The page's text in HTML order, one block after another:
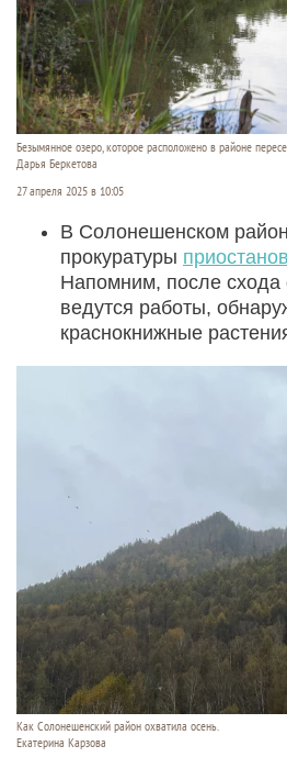
Безымянное озеро, которое расположено в районе
Дарья Беркетова
27 апреля 2025 в 10:05
В Солонешенском
прокуратуры
Напомним, после схода
ведутся работы,
краснокнижные
Как Солонешенский район охватила осень.
Екатерина Карзова